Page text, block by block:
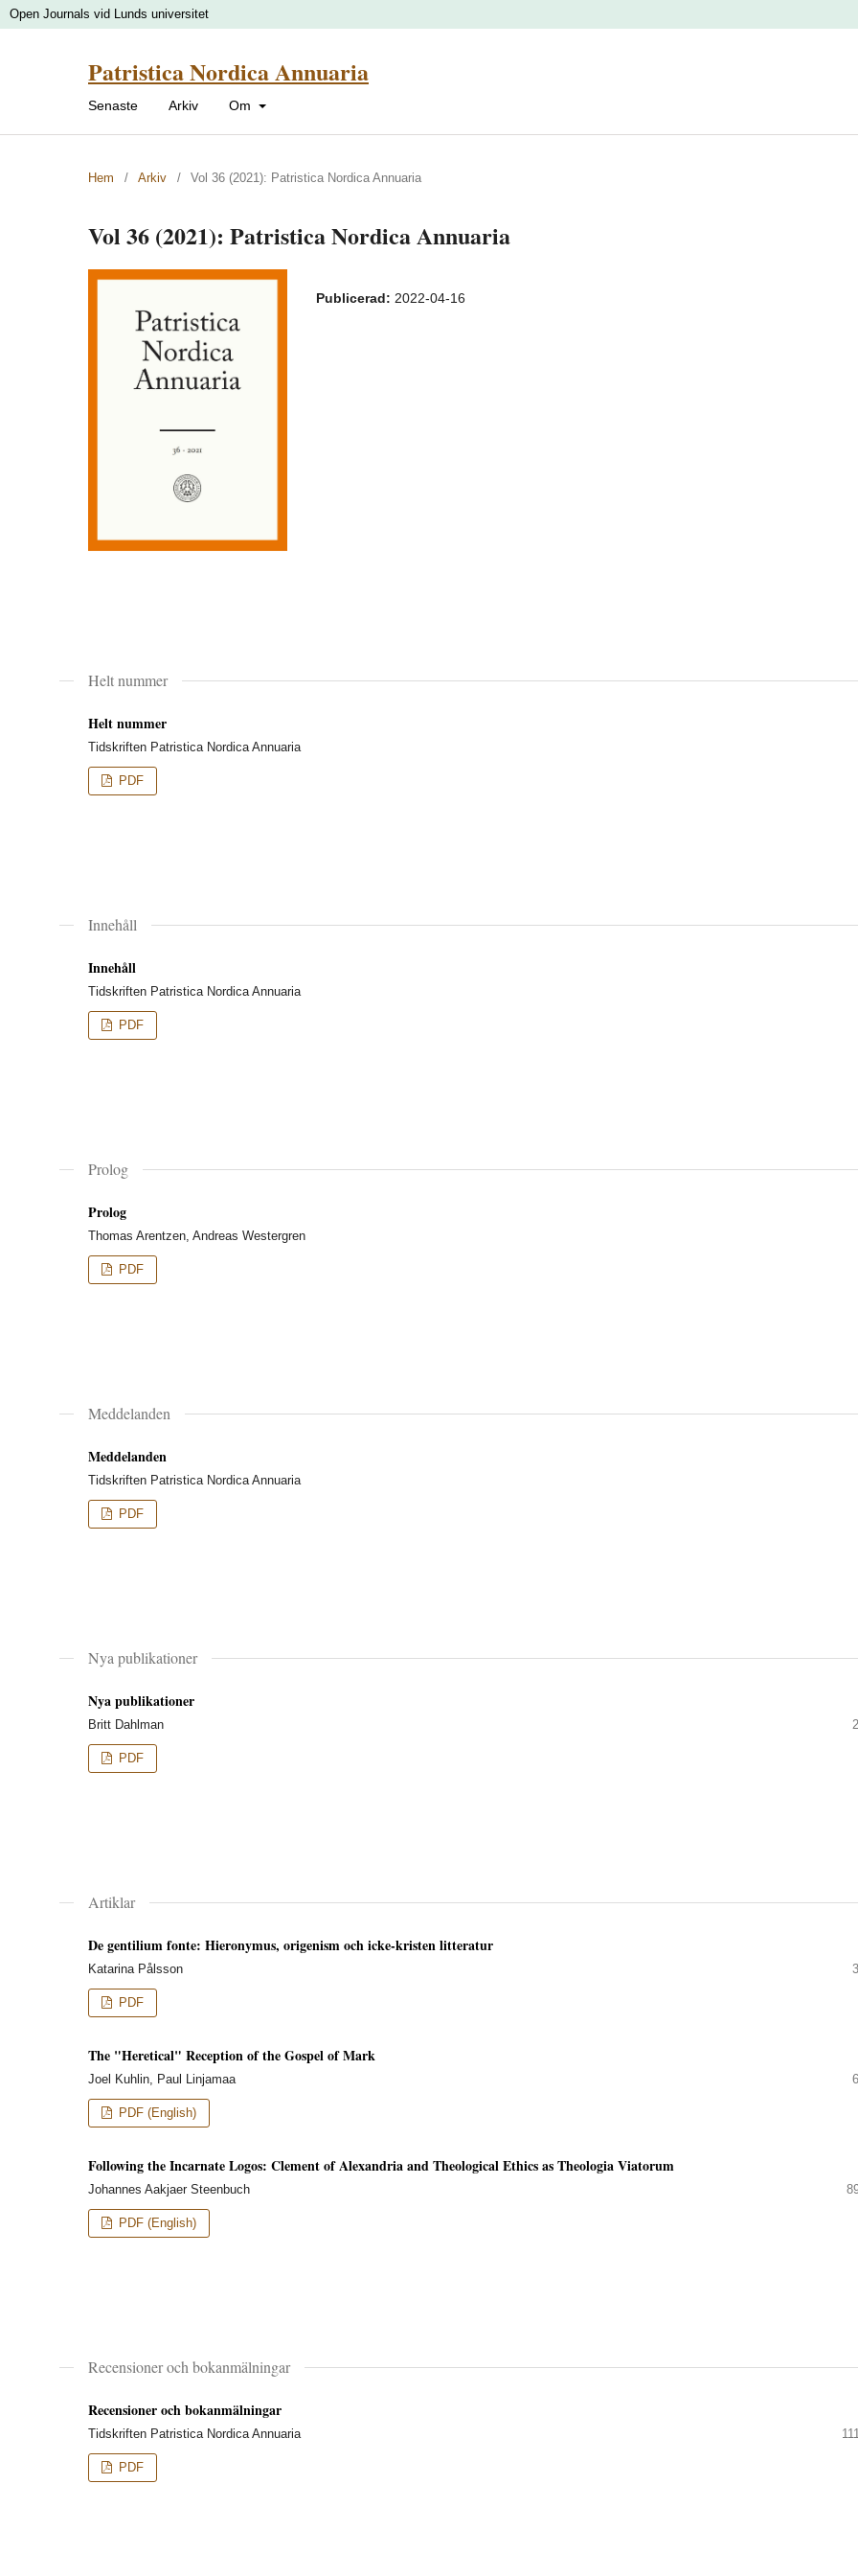
Patristica Nordica Annuaria
Senaste Arkiv Om
Open Journals vid Lunds universitet
Hem / Arkiv / Vol 36 (2021): Patristica Nordica Annuaria
Vol 36 (2021): Patristica Nordica Annuaria
Publicerad: 2022-04-16
Helt nummer
Helt nummer
Tidskriften Patristica Nordica Annuaria
PDF
Innehåll
Innehåll
Tidskriften Patristica Nordica Annuaria
PDF
Prolog
Prolog
Thomas Arentzen, Andreas Westergren
PDF
Meddelanden
Meddelanden
Tidskriften Patristica Nordica Annuaria
PDF
Nya publikationer
Nya publikationer
Britt Dahlman
PDF
Artiklar
De gentilium fonte: Hieronymus, origenism och icke-kristen litteratur
Katarina Pålsson
PDF
The "Heretical" Reception of the Gospel of Mark
Joel Kuhlin, Paul Linjamaa
PDF (English)
Following the Incarnate Logos: Clement of Alexandria and Theological Ethics as Theologia Viatorum
Johannes Aakjaer Steenbuch
PDF (English)
Recensioner och bokanmälningar
Recensioner och bokanmälningar
Tidskriften Patristica Nordica Annuaria
PDF